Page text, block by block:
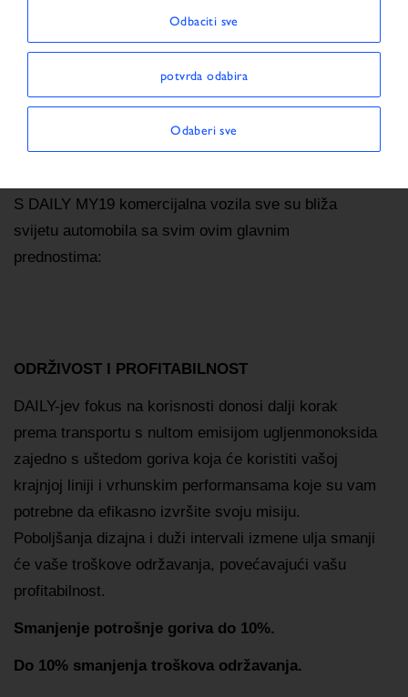
DNEVNE GLAVNE PREDNOSTI MY2019
Ostajući vjeran vrijednostima koje karakterišu njegov
postao referentna tačka za inovacije u sektoru lakih
S DAILY MY19 komercijalna vozila sve su bliža
svijetu automobila sa svim ovim glavnim
prednostima:
ODRŽIVOST I PROFITABILNOST
DAILY-jev fokus na korisnosti donosi dalji korak
prema transportu s nultom emisijom ugljenmonoksida
zajedno s uštedom goriva koja će koristiti vašoj
krajnjoj liniji i vrhunskim performansama koje su vam
potrebne da efikasno izvršite svoju misiju.
Poboljšanja dizajna i duži intervali izmene ulja smanji
će vaše troškove održavanja, povećavajući vašu
profitabilnost.
Smanjenje potrošnje goriva do 10%.
Do 10% smanjenja troškova održavanja.
Odbaciti sve
potvrda odabira
Odaberi sve